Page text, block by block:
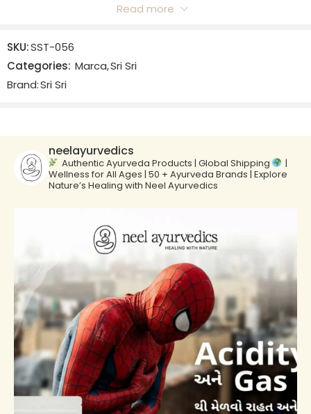
There are no reviews yet.
Read more
SKU:SST-056
Categories: Marca,Sri Sri
Brand:Sri Sri
neelayurvedics
Authentic Ayurveda Products | Global Shipping
|
Wellness for All Ages | 50 + Ayurveda Brands | Explore
Nature’s Healing with Neel Ayurvedics